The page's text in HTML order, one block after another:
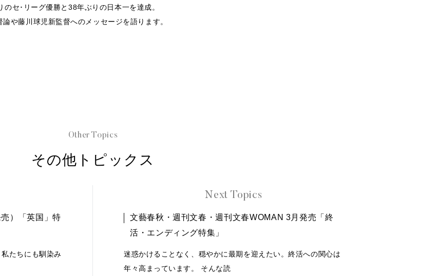
セ･リーグ優勝と38年ぶりの日本一を達成。
や藤川球児新監督へのメッセージを語ります。
Other Topics
その他トピックス
）「英国」特
たちにも馴染み
Next Topics
文藝春秋・週刊文春・週刊文春WOMAN 3月発売「終
活・エンディング特集」
迷惑かけることなく、穏やかに最期を迎えたい。終活への関心は
年々高まっています。 そんな読